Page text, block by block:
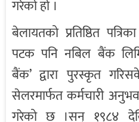
गरेको हो ।
बेलायतको प्रतिष्ठित
पटक पनि नबिल बैंक
बैंक’ द्वारा पुरस्कृत
सेलरमार्फत कर्मचारी
गरेको छ ।सन् १९८४